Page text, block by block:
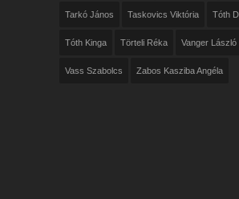
Tarkó János Taskovics Viktória Tóth
Tóth Kinga Törteli Réka Vanger László
Vass Szabolcs Zabos Kasziba Angéla